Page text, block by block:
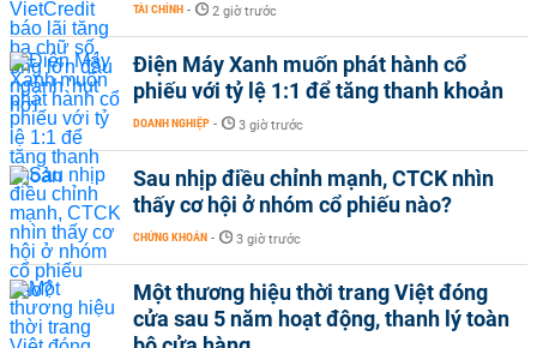
TÀI CHÍNH - 2 giờ trước
Điện Máy Xanh muốn phát hành cổ
phiếu với tỷ lệ 1:1 để tăng thanh khoản
DOANH NGHIỆP - 3 giờ trước
Sau nhịp điều chỉnh mạnh, CTCK nhìn
thấy cơ hội ở nhóm cổ phiếu nào?
CHỨNG KHOÁN - 3 giờ trước
Một thương hiệu thời trang Việt đóng
cửa sau 5 năm hoạt động, thanh lý toàn